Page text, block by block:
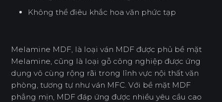
Không thể điêu khắc hoa văn phức tạp
Melamine MDF, là loại ván MDF được phủ bề mặt
Melamine, cũng là loại gỗ công nghiệp được ứng
dụng vô cùng rộng rãi trong lĩnh vực nội thất văn
phòng, tương tự như ván MFC. Với bề mặt MDF
phẳng mịn, MDF đáp ứng được nhiều yêu cầu cao